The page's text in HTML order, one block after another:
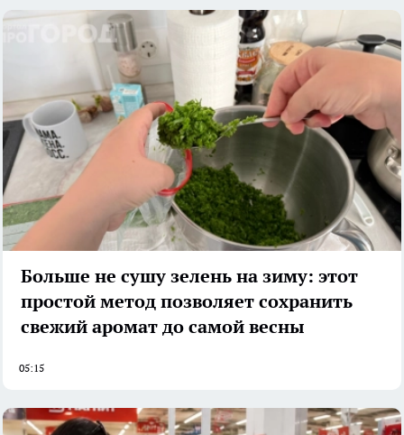
Больше не сушу зелень на зиму: этот
простой метод позволяет сохранить
свежий аромат до самой весны
05:15